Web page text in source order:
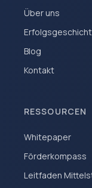
Über uns
Blog
Kontakt
RESSOURCEN
Whitepaper
Förderkompass
Leitfaden